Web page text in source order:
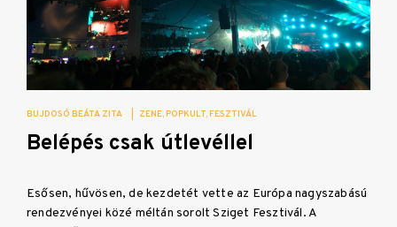
BUJDOSÓ BEÁTA ZITA ZENE POPKULT FESZTIVÁL
Belépés csak útlevéllel
Esősen, hűvösen, de kezdetét vette az Európa nagyszabású
rendezvényei közé méltán sorolt Sziget Fesztivál. A